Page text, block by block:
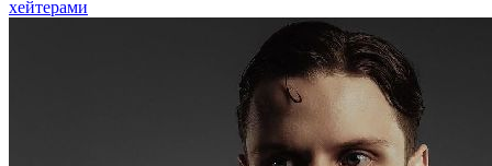
хейтерами